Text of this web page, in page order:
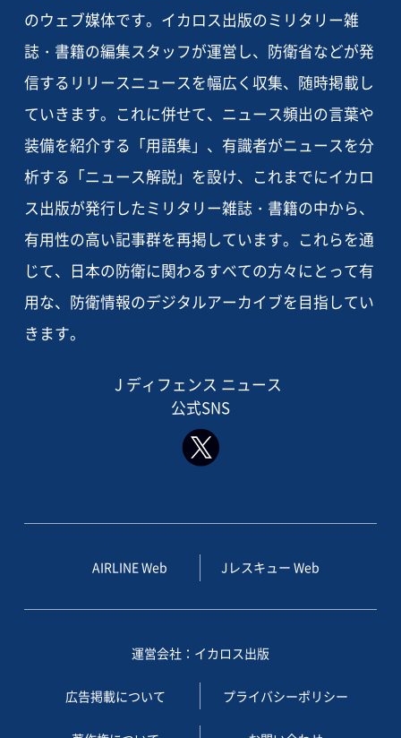
のウェブ媒体です。イカロス出版のミリタリー雑
誌・書籍の編集スタッフが運営し、防衛省などが発
信するリリースニュースを幅広く収集、随時掲載し
ていきます。これに併せて、ニュース頻出の言葉や
装備を紹介する「用語集」、有識者がニュースを分
析する「ニュース解説」を設け、これまでにイカロ
ス出版が発行したミリタリー雑誌・書籍の中から、
有用性の高い記事群を再掲しています。これらを通
じて、日本の防衛に関わるすべての方々にとって有
用な、防衛情報のデジタルアーカイブを目指してい
きます。
J ディフェンス ニュース
公式SNS
AIRLINE Web Jレスキュー Web
運営会社：イカロス出版
広告掲載について プライバシーポリシー